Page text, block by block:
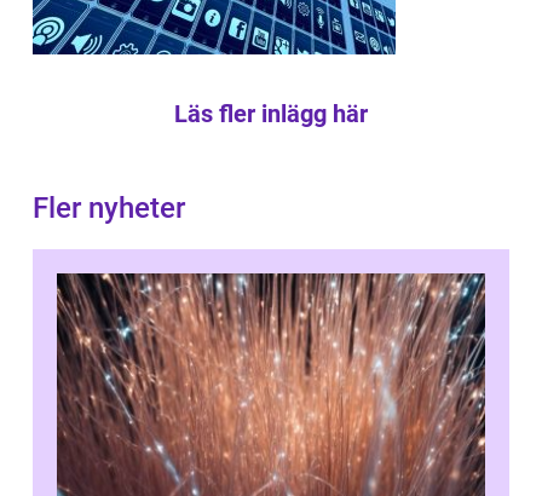
Läs fler inlägg här
Fler nyheter